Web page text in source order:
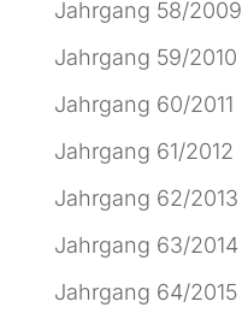
Jahrgang 58/2009
Jahrgang 59/2010
Jahrgang 60/2011
Jahrgang 61/2012
Jahrgang 62/2013
Jahrgang 63/2014
Jahrgang 64/2015